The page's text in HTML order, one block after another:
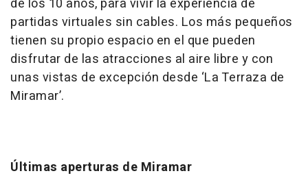
de los 10 años, para vivir la experiencia de
partidas virtuales sin cables. Los más pequeños
tienen su propio espacio en el que pueden
disfrutar de las atracciones al aire libre y con
unas vistas de excepción desde ‘La Terraza de
Miramar’.
Últimas aperturas de Miramar